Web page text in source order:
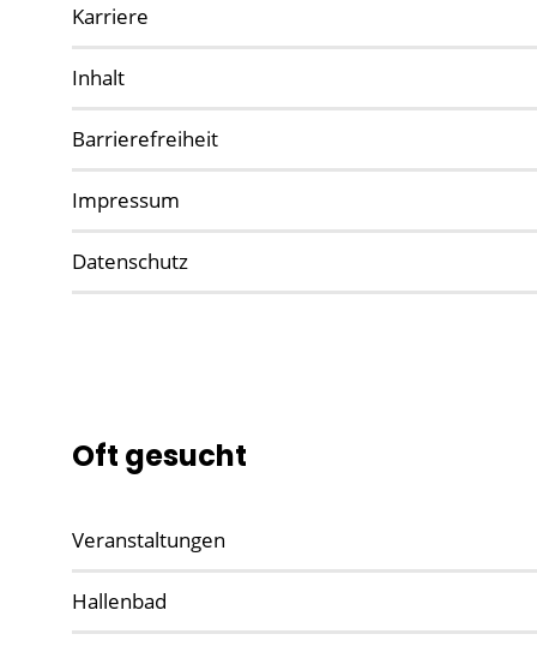
Karriere
Inhalt
Barrierefreiheit
Impressum
Datenschutz
Oft gesucht
Veranstaltungen
Hallenbad